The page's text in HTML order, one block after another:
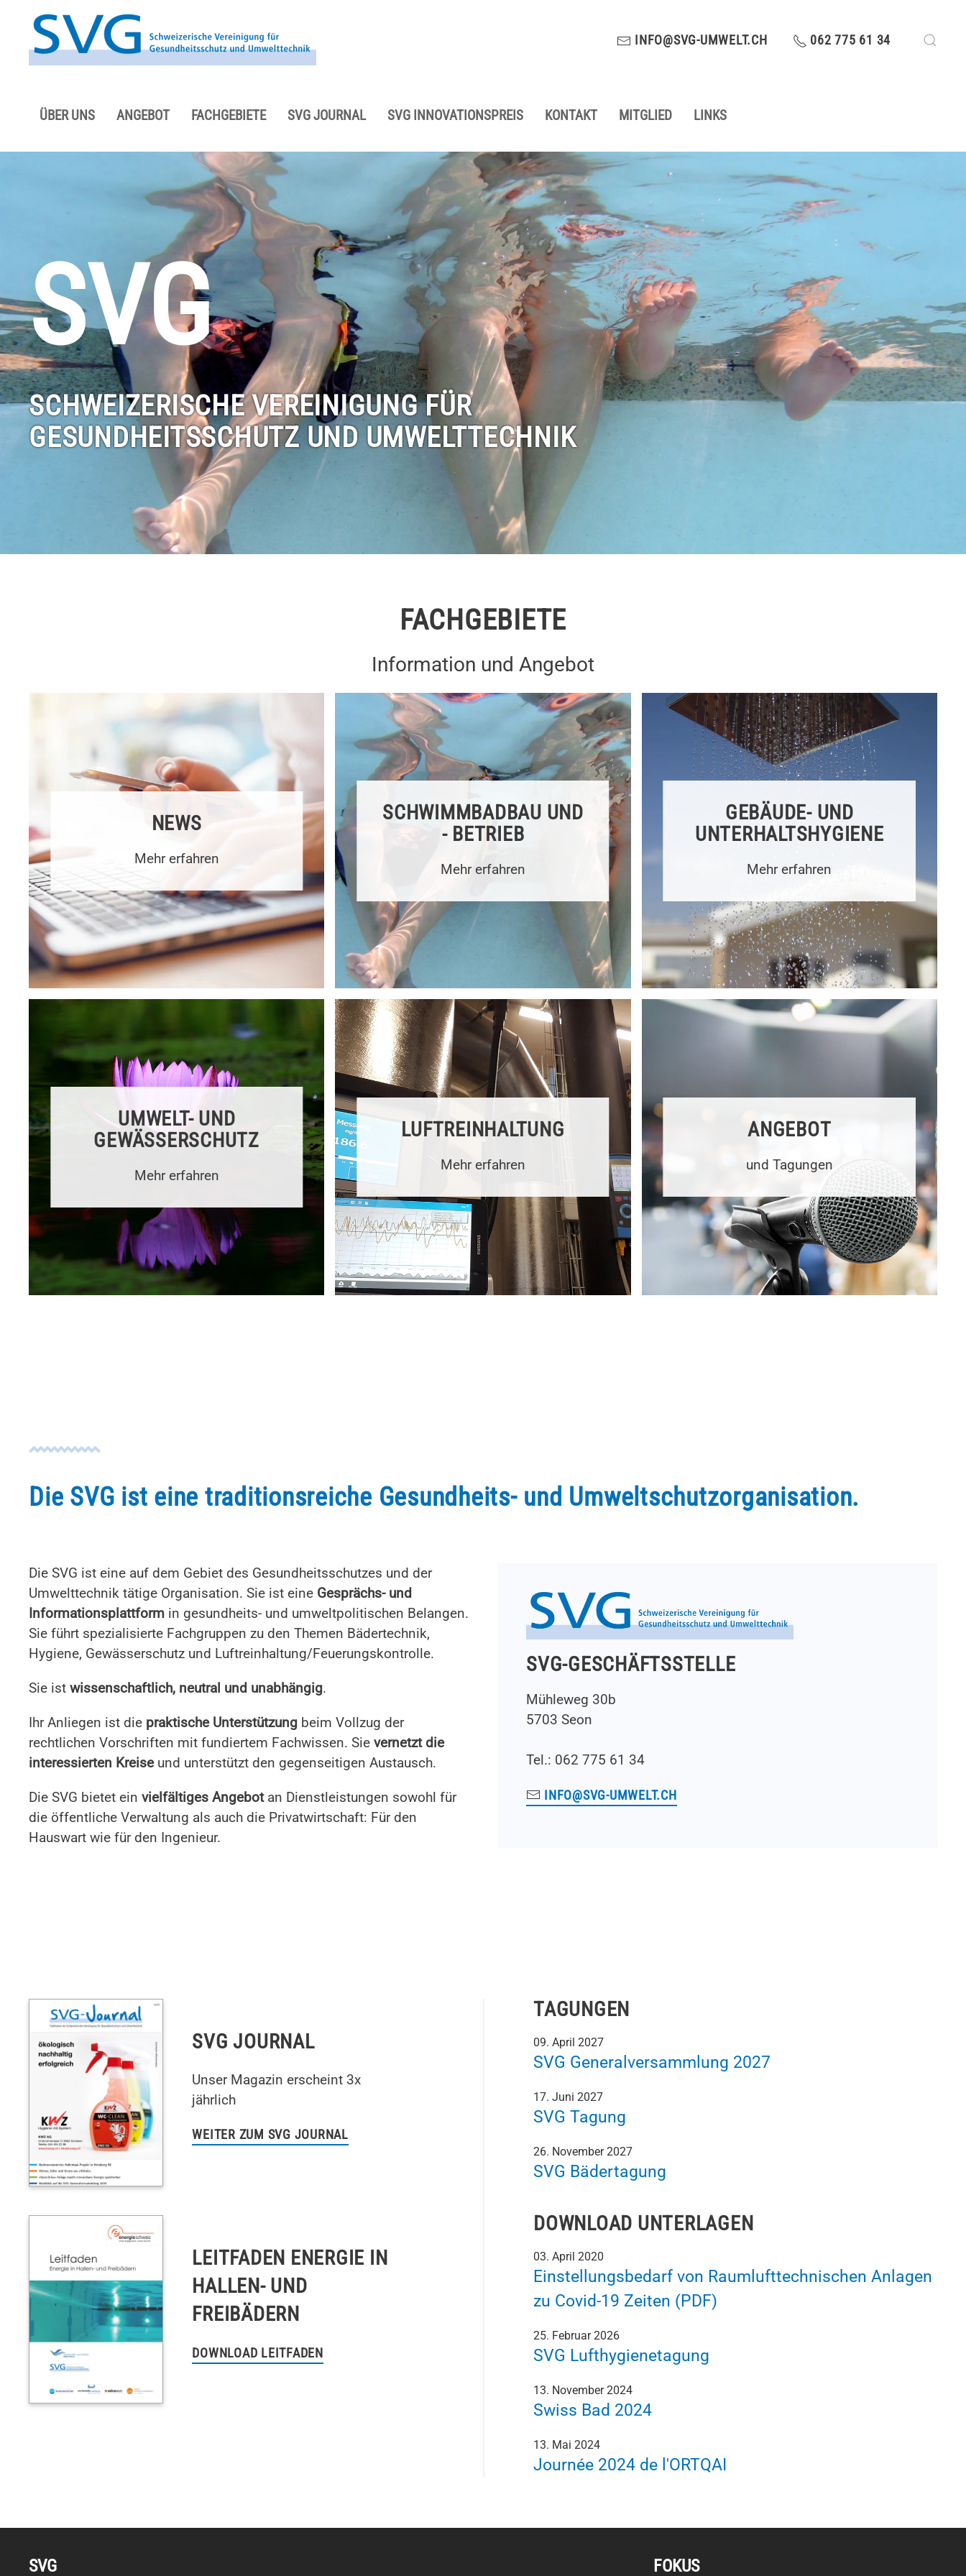
Zum Hauptinhalt springen INFO@SVG-UMWELT.CH 062 775 61 34
ÜBER UNS ANGEBOT FACHGEBIETE SVG JOURNAL SVG INNOVATIONSPREIS KONTAKT MITGLIED LINKS
SVG
SCHWEIZER­ISCHE VEREI­NIGUNG FÜR
GESUNDHEITS­SCHUTZ UND UMWELT­TECHNIK
FACH­GEBIETE
Information und Angebot
NEWS
Mehr erfahren
SCHWIMM­BADBAU UND
- BETRIEB
Mehr erfahren
GEBÄUDE- UND
UNTERHALTS­HYGIENE
Mehr erfahren
UMWELT- UND
GEWÄSSER­SCHUTZ
Mehr erfahren
LUFT­REIN­HALTUNG
Mehr erfahren
ANGEBOT
und Tagungen
Die SVG ist eine traditionsreiche Gesundheits- und Umweltschutzorganisation.
Die SVG ist eine auf dem Gebiet des Gesundheitsschutzes und der
Umwelttechnik tätige Organisation. Sie ist eine Gesprächs- und
Informationsplattform in gesundheits- und umweltpolitischen Belangen.
Sie führt spezialisierte Fachgruppen zu den Themen Bädertechnik,
Hygiene, Gewässerschutz und Luftreinhaltung/Feuerungskontrolle.
Sie ist wissenschaftlich, neutral und unabhängig.
Ihr Anliegen ist die praktische Unterstützung beim Vollzug der
rechtlichen Vorschriften mit fundiertem Fachwissen. Sie vernetzt die
interessierten Kreiseund unterstützt den gegenseitigen Austausch.
Die SVG bietet ein vielfältiges Angebotan Dienstleistungen sowohl für
die öffentliche Verwaltung als auch die Privatwirtschaft: Für den
Hauswart wie für den Ingenieur.
SVG-GESCHÄFTSSTELLE
Mühleweg 30b
5703 Seon
Tel.: 062 775 61 34
INFO@SVG-UMWELT.CH
SVG JOURNAL
Unser Magazin erscheint 3x
jährlich
WEITER ZUM SVG JOURNAL
LEITFADEN ENERGIE IN
HALLEN- UND
FREIBÄDERN
DOWNLOAD LEITFADEN
TAGUNGEN
09. April 2027
SVG Generalversammlung 2027
17. Juni 2027
SVG Tagung
26. November 2027
SVG Bädertagung
DOWNLOAD UNTERLAGEN
03. April 2020
Einstellungsbedarf von Raumlufttechnischen Anlagen
zu Covid-19 Zeiten (PDF)
25. Februar 2026
SVG Lufthygienetagung
13. November 2024
Swiss Bad 2024
13. Mai 2024
Journée 2024 de l'ORTQAI
SVG FOKUS